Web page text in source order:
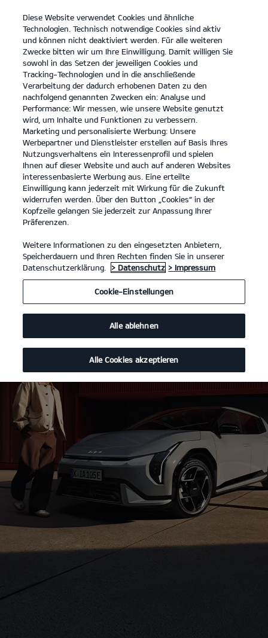
open
menu
KONTAKT
Der EV4 Probefahrt / Angebot
Konfigurator
... ... DER EV4
Der Kia EV4
Entdecke die Welt in neuem Licht.
Diese Website verwendet Cookies und ähnliche
Technologien. Technisch notwendige Cookies sind aktiv
und können nicht deaktiviert werden. Für alle weiteren
Zwecke bitten wir um Ihre Einwilligung. Damit willigen Sie
sowohl in das Setzen der jeweiligen Cookies und
Tracking-Technologien und in die anschließende
Verarbeitung der dadurch erhobenen Daten zu den
nachfolgend genannten Zwecken ein: Analyse und
Performance: Wir messen, wie unsere Website genutzt
wird, um Inhalte und Funktionen zu verbessern.
Marketing und personalisierte Werbung: Unsere
Werbepartner und Dienstleister erstellen auf Basis Ihres
Nutzungsverhaltens ein Interessenprofil und spielen
Ihnen auf dieser Website und auch auf anderen Websites
interessenbasierte Werbung aus. Eine erteilte
Einwilligung kann jederzeit mit Wirkung für die Zukunft
widerrufen werden. Über den Button „Cookies“ in der
Kopfzeile gelangen Sie jederzeit zur Anpassung Ihrer
Präferenzen.
Weitere Informationen zu den eingesetzten Anbietern,
Speicherdauern und Ihren Rechten finden Sie in unserer
Datenschutzerklärung.
> Datenschutz > Impressum
Cookie-Einstellungen
Alle ablehnen
Alle Cookies akzeptieren